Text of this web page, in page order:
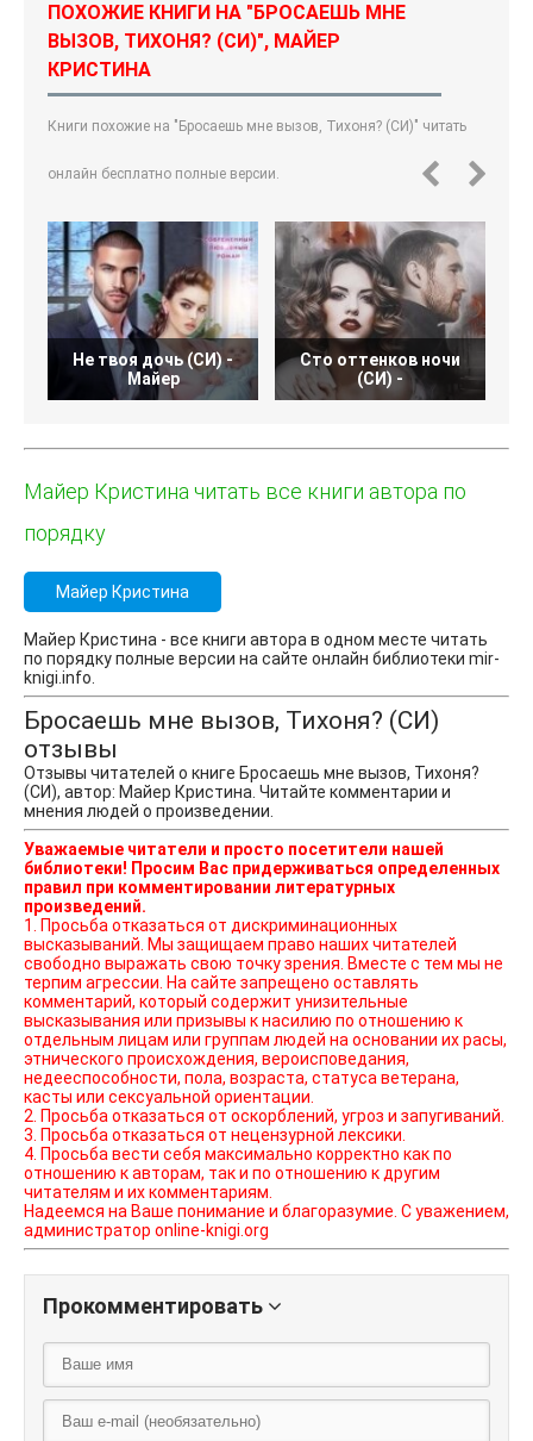
ПОХОЖИЕ КНИГИ НА "БРОСАЕШЬ МНЕ
ВЫЗОВ, ТИХОНЯ? (СИ)", МАЙЕР
КРИСТИНА
Книги похожие на "Бросаешь мне вызов, Тихоня? (СИ)" читать
онлайн бесплатно полные версии.
Не твоя дочь (СИ) -
Майер
Сто оттенков ночи
(СИ) -
Майер Кристина читать все книги автора по
порядку
Майер Кристина
Майер Кристина - все книги автора в одном месте читать
по порядку полные версии на сайте онлайн библиотеки mir-
knigi.info.
Бросаешь мне вызов, Тихоня? (СИ)
отзывы
Отзывы читателей о книге Бросаешь мне вызов, Тихоня?
(СИ), автор: Майер Кристина. Читайте комментарии и
мнения людей о произведении.
Уважаемые читатели и просто посетители нашей
библиотеки! Просим Вас придерживаться определенных
правил при комментировании литературных
произведений.
1. Просьба отказаться от дискриминационных
высказываний. Мы защищаем право наших читателей
свободно выражать свою точку зрения. Вместе с тем мы не
терпим агрессии. На сайте запрещено оставлять
комментарий, который содержит унизительные
высказывания или призывы к насилию по отношению к
отдельным лицам или группам людей на основании их расы,
этнического происхождения, вероисповедания,
недееспособности, пола, возраста, статуса ветерана,
касты или сексуальной ориентации.
2. Просьба отказаться от оскорблений, угроз и запугиваний.
3. Просьба отказаться от нецензурной лексики.
4. Просьба вести себя максимально корректно как по
отношению к авторам, так и по отношению к другим
читателям и их комментариям.
Надеемся на Ваше понимание и благоразумие. С уважением,
администратор online-knigi.org
Прокомментировать